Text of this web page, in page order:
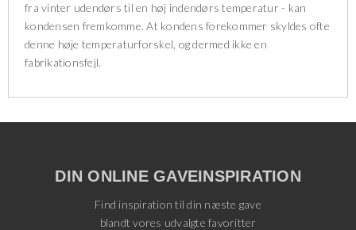
fra vinter udendørs til en høj indendørs temperatur - kan
kondensen fremkomme. At kondens forekommer skyldes ofte
denne høje temperaturforskel, og dermed ikke en
fabrikationsfejl.
DIN ONLINE GAVEINSPIRATION
Find inspiration til din næste gave
blandt vores udvalgte favoritter